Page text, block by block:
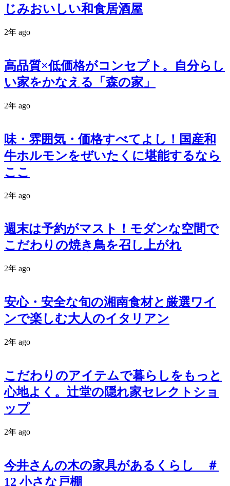
じみおいしい和食居酒屋
2年 ago
高品質×低価格がコンセプト。自分らし
い家をかなえる「森の家」
2年 ago
味・雰囲気・価格すべてよし！国産和
牛ホルモンをぜいたくに堪能するなら
ここ
2年 ago
週末は予約がマスト！モダンな空間で
こだわりの焼き鳥を召し上がれ
2年 ago
安心・安全な旬の湘南食材と厳選ワイ
ンで楽しむ大人のイタリアン
2年 ago
こだわりのアイテムで暮らしをもっと
心地よく。辻堂の隠れ家セレクトショ
ップ
2年 ago
今井さんの木の家具があるくらし ＃
12 小さな戸棚